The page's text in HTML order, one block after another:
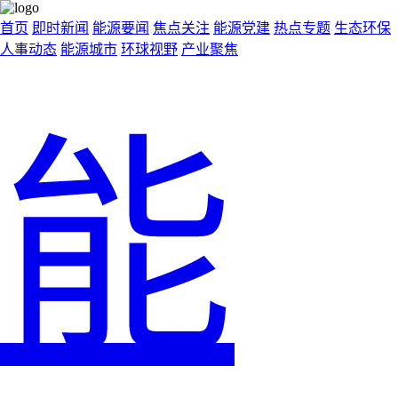
首页 即时新闻 能源要闻 焦点关注 能源党建 热点专题 生态环保
人事动态 能源城市 环球视野 产业聚焦
能